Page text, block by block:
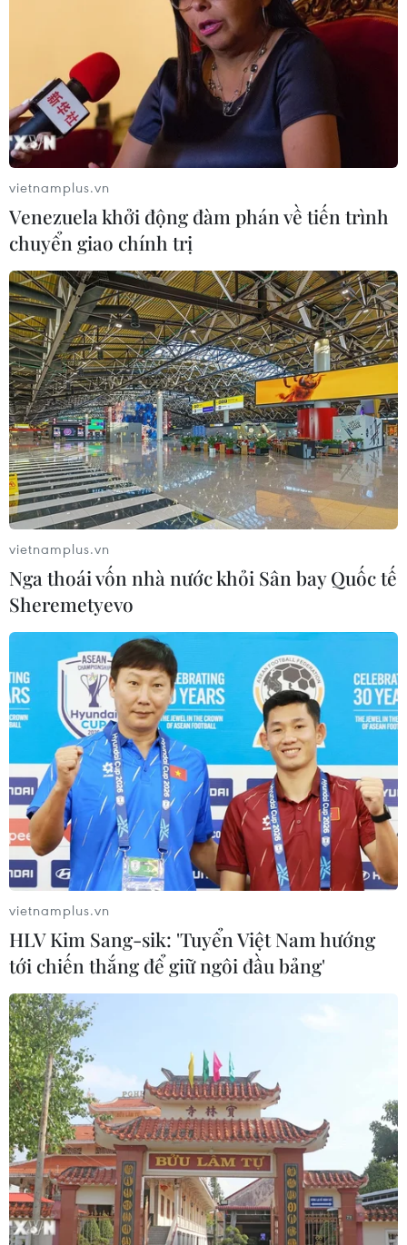
vietnamplus.vn
Venezuela khởi động đàm phán về tiến trình
chuyển giao chính trị
vietnamplus.vn
Nga thoái vốn nhà nước khỏi Sân bay Quốc tế
Sheremetyevo
vietnamplus.vn
HLV Kim Sang-sik: 'Tuyển Việt Nam hướng
tới chiến thắng để giữ ngôi đầu bảng'